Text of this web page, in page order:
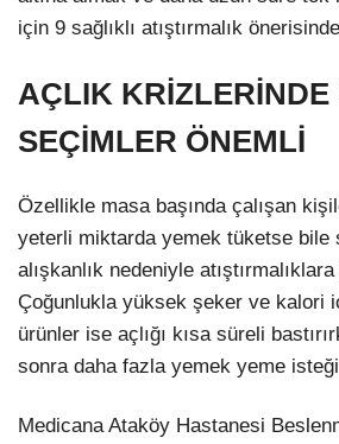
için 9 sağlıklı atıştırmalık
AÇLIK
SEÇİMLER ÖNEMLİ
Özellikle masa başında çalışan
yeterli miktarda yemek tüketse bile
alışkanlık nedeniyle
Çoğunlukla yüksek şeker ve kalori
ürünler ise açlığı kısa süreli
sonra daha fazla yemek yeme
Medicana Ataköy Hastanesi